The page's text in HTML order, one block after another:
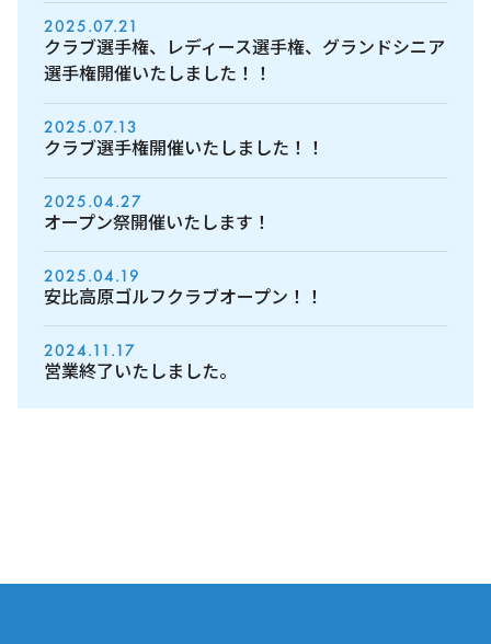
2025.07.21
クラブ選手権、レディース選手権、グランドシニア
選手権開催いたしました！！
2025.07.13
クラブ選手権開催いたしました！！
2025.04.27
オープン祭開催いたします！
2025.04.19
安比高原ゴルフクラブオープン！！
2024.11.17
営業終了いたしました。